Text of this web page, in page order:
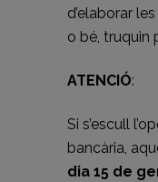
d’elaborar
o bé, truquin
ATENCIÓ:
Si s’escull
bancària,
dia 15 de